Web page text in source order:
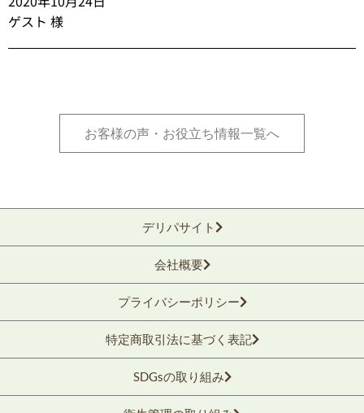
ゲスト 様
お客様の声・お役立ち情報一覧へ
デリパサイト
会社概要
プライバシーポリシー
特定商取引法に基づく表記
SDGsの取り組み